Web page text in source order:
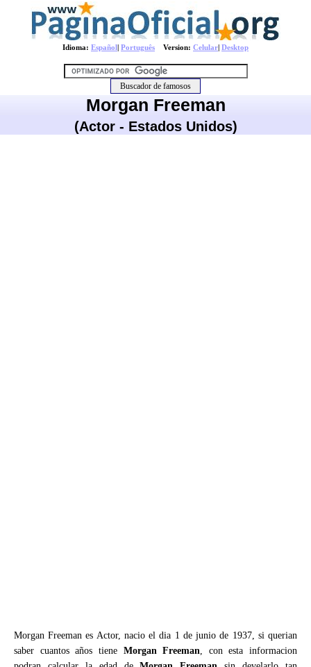
Idioma: Español| Português Version: Celular| Desktop
Morgan Freeman
(Actor - Estados Unidos)
Morgan Freeman es Actor, nacio el dia 1 de junio de 1937, si querian
saber cuantos años tiene Morgan Freeman, con esta informacion